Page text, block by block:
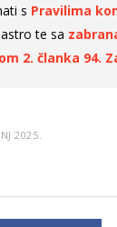
s Pravilima
te sa
2. članka 94.
2025.